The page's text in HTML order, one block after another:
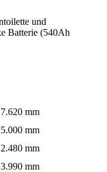
und
Batterie (540Ah
7.620 mm
5.000 mm
2.480 mm
3.990 mm